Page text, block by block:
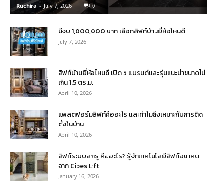
Ruchira - July 7, 2026 0
มีงบ 1,000,000 บาท เลือกลิฟท์บ้านยี่ห้อไหนดี
July 7, 2026
ลิฟท์บ้านยี่ห้อไหนดี เปิด 5 แบรนด์และรุ่นแนะนำขนาดไม่
เกิน 1.5 ตร.ม.
April 10, 2026
แพลตฟอร์มลิฟท์คืออะไร และทำไมถึงเหมาะกับการติด
ตั้งในบ้าน
April 10, 2026
ลิฟท์ระบบสกรู คืออะไร? รู้จักเทคโนโลยีลิฟท์อนาคต
จาก Cibes Lift
January 16, 2026